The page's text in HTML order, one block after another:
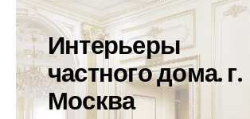
Интерьеры
частного дома. г.
Москва